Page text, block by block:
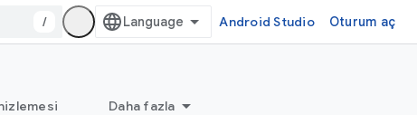
/ Android Studio Oturum aç
Daha fazla